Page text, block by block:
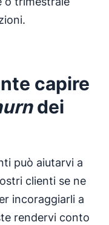
capire
dei
può aiutarvi a
clienti se ne
incoraggiarli a
rendervi conto